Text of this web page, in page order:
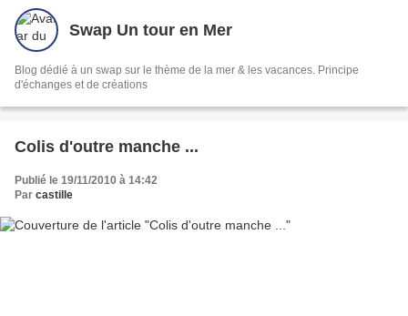
Swap Un tour en Mer
Blog dédié à un swap sur le thème de la mer & les vacances. Principe
d'échanges et de créations
Colis d'outre manche ...
Publié le 19/11/2010 à 14:42
Par castille